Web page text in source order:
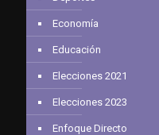
Economía
Educación
Elecciones 2021
Elecciones 2023
Enfoque Directo